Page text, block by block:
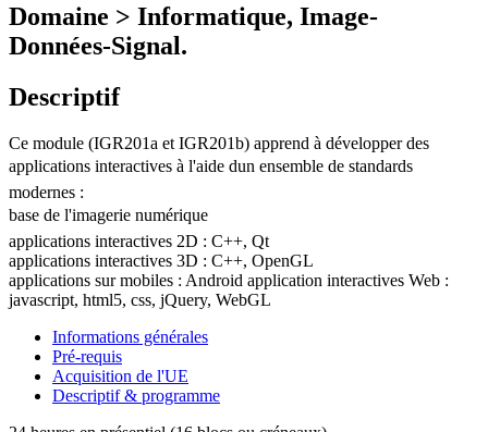
Domaine > Informatique, Image-
Données-Signal.
Descriptif
Ce module (IGR201a et IGR201b) apprend à développer des
applications interactives à l'aide dun ensemble de standards
modernes :
base de l'imagerie numérique
applications interactives 2D : C++, Qt
applications interactives 3D : C++, OpenGL
applications sur mobiles : Android application interactives Web :
javascript, html5, css, jQuery, WebGL
Informations générales
Pré-requis
Acquisition de l'UE
Descriptif & programme